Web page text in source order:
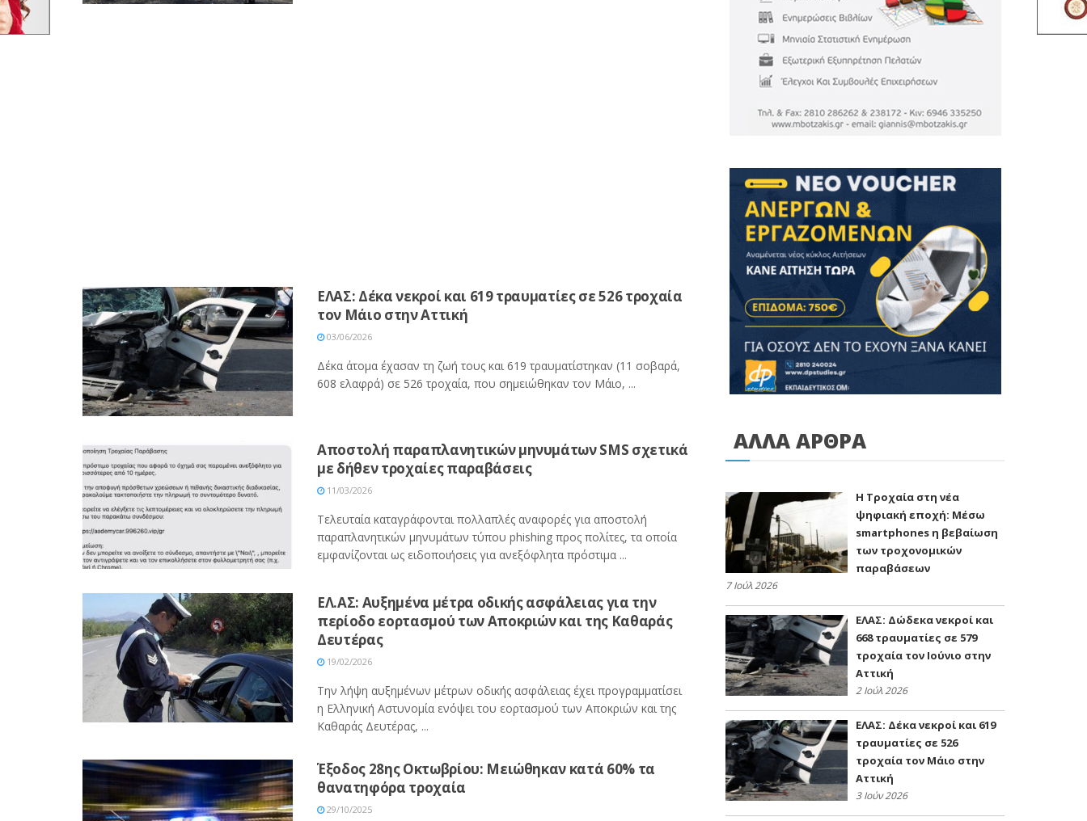
ΕΛΑΣ: Δέκα νεκροί και 619 τραυματίες σε 526 τροχαία
τον Μάιο στην Αττική
03/06/2026
Δέκα άτομα έχασαν τη ζωή τους και 619 τραυματίστηκαν (11 σοβαρά,
608 ελαφρά) σε 526 τροχαία, που σημειώθηκαν τον Μάιο, ...
Αποστολή παραπλανητικών μηνυμάτων SMS σχετικά
με δήθεν τροχαίες παραβάσεις
11/03/2026
Τελευταία καταγράφονται πολλαπλές αναφορές για αποστολή
παραπλανητικών μηνυμάτων τύπου phishing προς πολίτες, τα οποία
εμφανίζονται ως ειδοποιήσεις για ανεξόφλητα πρόστιμα ...
ΕΛ.ΑΣ: Αυξημένα μέτρα οδικής ασφάλειας για την
περίοδο εορτασμού των Αποκριών και της Καθαράς
Δευτέρας
19/02/2026
Την λήψη αυξημένων μέτρων οδικής ασφάλειας έχει προγραμματίσει
η Ελληνική Αστυνομία ενόψει του εορτασμού των Αποκριών και της
Καθαράς Δευτέρας, ...
Έξοδος 28ης Οκτωβρίου: Μειώθηκαν κατά 60% τα
θανατηφόρα τροχαία
29/10/2025
ΑΛΛΑ ΑΡΘΡΑ
H Τροχαία στη νέα
ψηφιακή εποχή: Μέσω
smartphones η βεβαίωση
των τροχονομικών
παραβάσεων
7 Ιούλ 2026
ΕΛΑΣ: Δώδεκα νεκροί και
668 τραυματίες σε 579
τροχαία τον Ιούνιο στην
Αττική
2 Ιούλ 2026
ΕΛΑΣ: Δέκα νεκροί και 619
τραυματίες σε 526
τροχαία τον Μάιο στην
Αττική
3 Ιούν 2026